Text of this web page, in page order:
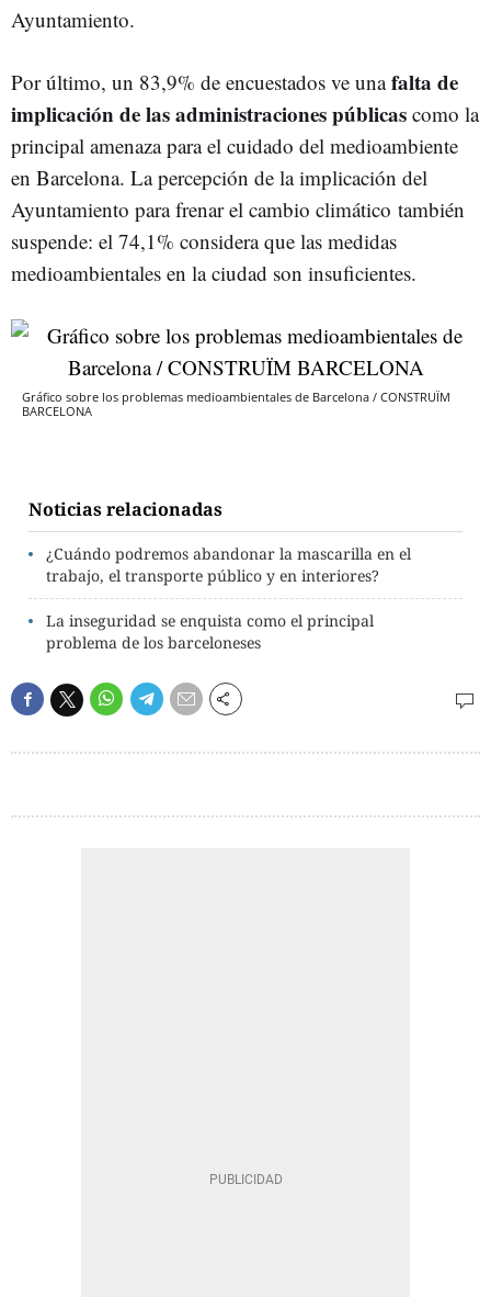
Ayuntamiento.
Por último, un 83,9% de encuestados ve unafalta de
implicación de las administraciones públicas como la
principal amenaza para el cuidado del medioambiente
en Barcelona. La percepción de la implicación del
Ayuntamiento para frenar el cambio climático también
suspende: el 74,1% considera que las medidas
medioambientales en la ciudad son insuficientes.
Gráfico sobre los problemas medioambientales de Barcelona / CONSTRUÏM
BARCELONA
Noticias relacionadas
¿Cuándo podremos abandonar la mascarilla en el
trabajo, el transporte público y en interiores?
La inseguridad se enquista como el principal
problema de los barceloneses